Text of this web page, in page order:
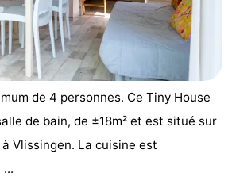
de 4 personnes. Ce Tiny House
de bain, de ±18m² et est situé sur
Vlissingen. La cuisine est